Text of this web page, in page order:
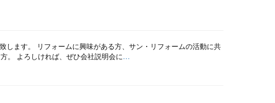
ます。 リフォームに興味がある方、サン・リフォームの活動に共
。 よろしければ、ぜひ会社説明会に…